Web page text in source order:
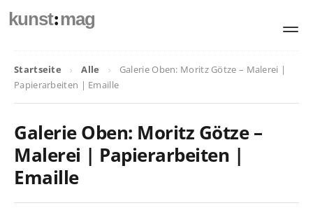
kunst:mag
Startseite Alle
Galerie Oben: Moritz Götze – Malerei |
Papierarbeiten | Emaille
Galerie Oben: Moritz Götze –
Malerei | Papierarbeiten |
Emaille